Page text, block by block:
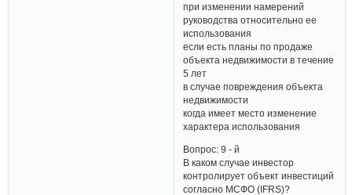
при изменении намерений
руководства относительно ее
использования
если есть планы по продаже
объекта недвижимости в течение
5 лет
в случае повреждения объекта
недвижимости
когда имеет место изменение
характера использования
Вопрос: 9 - й
В каком случае инвестор
контролирует объект инвестиций
согласно МСФО (IFRS)?